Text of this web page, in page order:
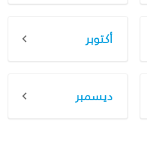
أكتوبر
ديسمبر